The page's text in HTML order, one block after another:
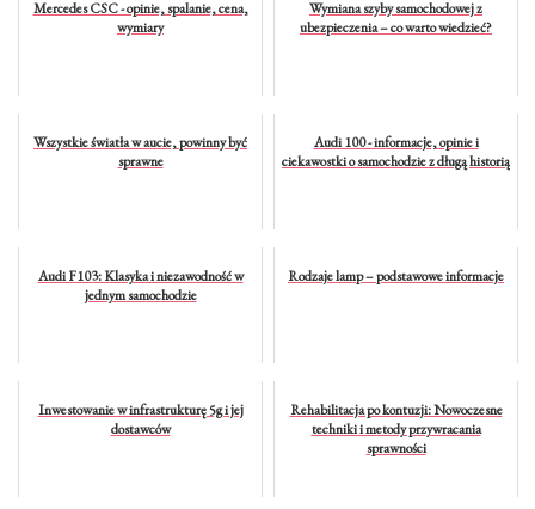
Mercedes CSC - opinie, spalanie, cena,
wymiary
Wymiana szyby samochodowej z
ubezpieczenia – co warto wiedzieć?
Wszystkie światła w aucie, powinny być
sprawne
Audi 100 - informacje, opinie i
ciekawostki o samochodzie z długą historią
Audi F103: Klasyka i niezawodność w
jednym samochodzie
Rodzaje lamp – podstawowe informacje
Inwestowanie w infrastrukturę 5g i jej
dostawców
Rehabilitacja po kontuzji: Nowoczesne
techniki i metody przywracania
sprawności